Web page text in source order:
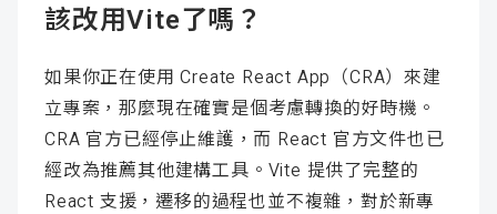
該改用Vite了嗎？
如果你正在使用 Create React App（CRA）來建
立專案，那麼現在確實是個考慮轉換的好時機。
CRA 官方已經停止維護，而 React 官方文件也已
經改為推薦其他建構工具。Vite 提供了完整的
React 支援，遷移的過程也並不複雜，對於新專